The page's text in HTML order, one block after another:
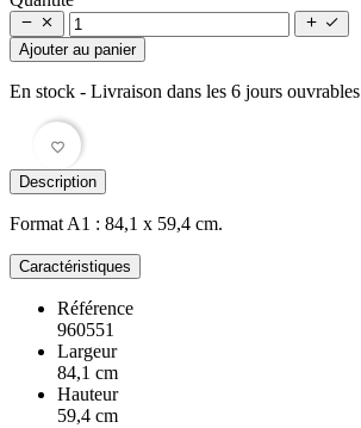
   
Ajouter au panier
En stock - Livraison dans les 6 jours ouvrables
favorite_border
Description
Format A1 : 84,1 x 59,4 cm.
Caractéristiques
Référence
960551
Largeur
84,1 cm
Hauteur
59,4 cm